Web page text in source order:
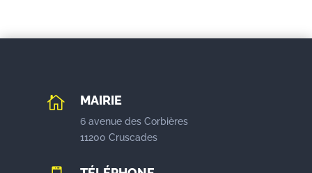
 MAIRIE
6 avenue des Corbières
11200 Cruscades